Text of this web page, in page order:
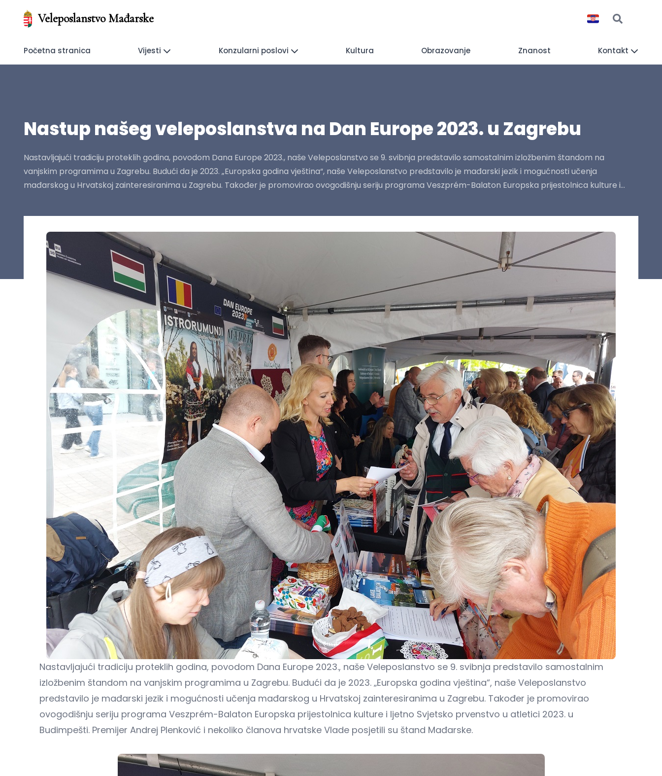
Veleposlanstvo Mađarske
Početna stranica Vijesti Konzularni poslovi Kultura Obrazovanje Znanost Kontakt
Nastup našeg veleposlanstva na Dan Europe 2023. u Zagrebu
Nastavljajući tradiciju proteklih godina, povodom Dana Europe 2023., naše Veleposlanstvo se 9. svibnja predstavilo samostalnim izložbenim štandom na
vanjskim programima u Zagrebu. Budući da je 2023. „Europska godina vještina“, naše Veleposlanstvo predstavilo je mađarski jezik i mogućnosti učenja
mađarskog u Hrvatskoj zainteresiranima u Zagrebu. Također je promovirao ovogodišnju seriju programa Veszprém-Balaton Europska prijestolnica kulture i...
Nastavljajući tradiciju proteklih godina, povodom Dana Europe 2023., naše Veleposlanstvo se 9. svibnja predstavilo samostalnim
izložbenim štandom na vanjskim programima u Zagrebu. Budući da je 2023. „Europska godina vještina“, naše Veleposlanstvo
predstavilo je mađarski jezik i mogućnosti učenja mađarskog u Hrvatskoj zainteresiranima u Zagrebu. Također je promovirao
ovogodišnju seriju programa Veszprém-Balaton Europska prijestolnica kulture i ljetno Svjetsko prvenstvo u atletici 2023. u
Budimpešti. Premijer Andrej Plenković i nekoliko članova hrvatske Vlade posjetili su štand Mađarske.